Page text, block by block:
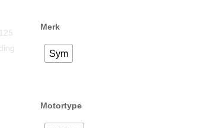
Merk
Sym
Motortype